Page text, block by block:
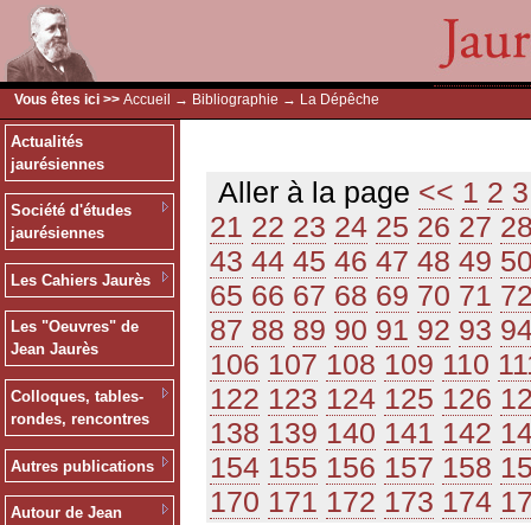
Vous êtes ici >> Accueil → Bibliographie → La Dépêche
Actualités
jaurésiennes
Société d'études
jaurésiennes
Les Cahiers Jaurès
Les "Oeuvres" de
Jean Jaurès
Colloques, tables-
rondes, rencontres
Autres publications
Autour de Jean
Aller à la page << 1 2 3
21 22 23 24 25 26 27
43 44 45 46 47 48 49
65 66 67 68 69 70 71
87 88 89 90 91 92 93
106 107 108 109 110
122 123 124 125 126
138 139 140 141 142
154 155 156 157 158
170 171 172 173 174